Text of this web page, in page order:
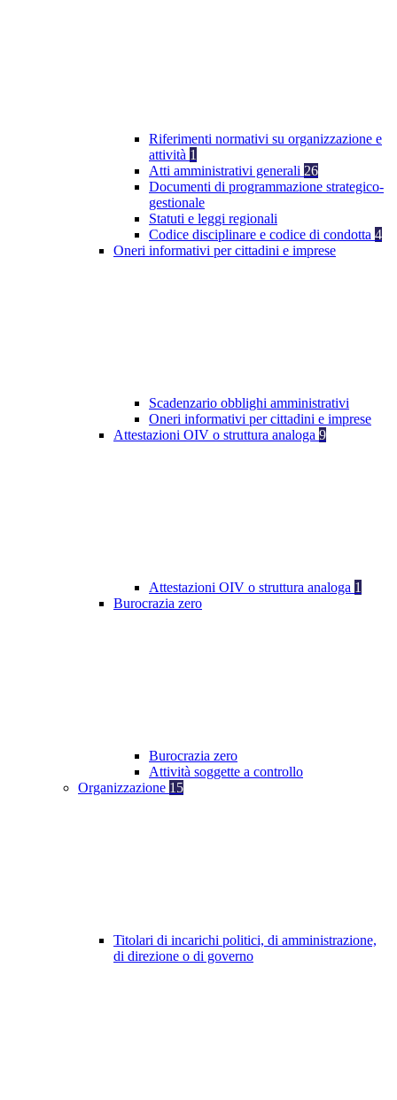
Riferimenti normativi su organizzazione e
attività 1
Atti amministrativi generali 26
Documenti di programmazione strategico-
gestionale
Statuti e leggi regionali
Codice disciplinare e codice di condotta 4
Oneri informativi per cittadini e imprese
Scadenzario obblighi amministrativi
Oneri informativi per cittadini e imprese
Attestazioni OIV o struttura analoga 9
Attestazioni OIV o struttura analoga 1
Burocrazia zero
Burocrazia zero
Attività soggette a controllo
Organizzazione 15
Titolari di incarichi politici, di amministrazione,
di direzione o di governo